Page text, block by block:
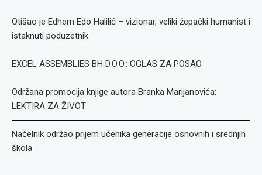
Otišao je Edhem Edo Halilić – vizionar, veliki žepački humanist i
istaknuti poduzetnik
EXCEL ASSEMBLIES BH D.O.O.: OGLAS ZA POSAO
Održana promocija knjige autora Branka Marijanovića:
LEKTIRA ZA ŽIVOT
Načelnik održao prijem učenika generacije osnovnih i srednjih
škola